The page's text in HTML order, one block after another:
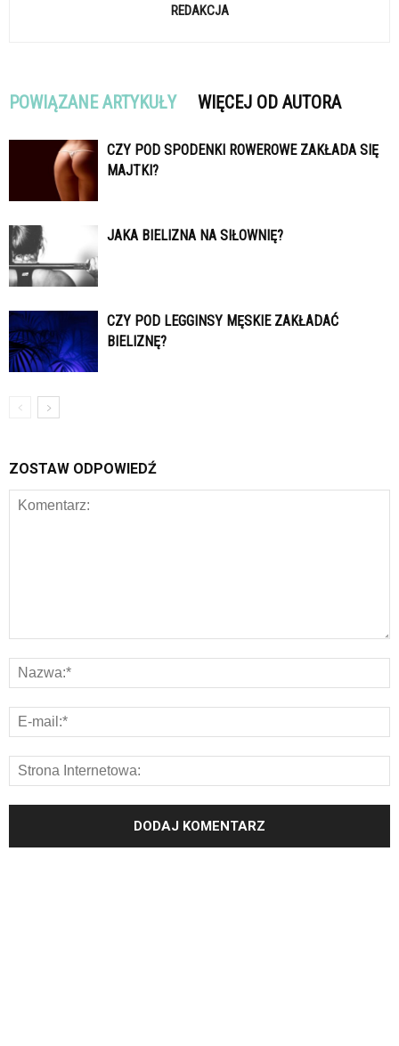
REDAKCJA
POWIĄZANE ARTYKUŁY WIĘCEJ OD AUTORA
CZY POD SPODENKI ROWEROWE ZAKŁADA SIĘ
MAJTKI?
JAKA BIELIZNA NA SIŁOWNIĘ?
CZY POD LEGGINSY MĘSKIE ZAKŁADAĆ
BIELIZNĘ?
ZOSTAW ODPOWIEDŹ